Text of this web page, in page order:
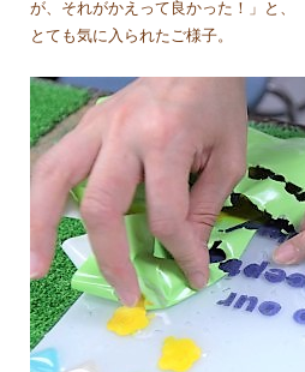
が、それがかえって良かった！」と、
とても気に入られたご様子。